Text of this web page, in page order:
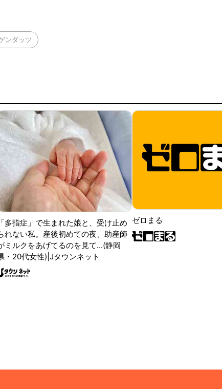
ンダッツ
「多指症」で生まれた娘と、受け止め
れない私。産後初めての夜、助産師
ミルクをあげてるのを見て...(静岡
・20代女性)|Jタウンネット
ゼロまる